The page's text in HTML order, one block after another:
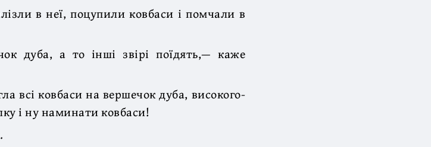
в неї, поцупили ковбаси і помчали в
дуба, а то інші звірі поїдять,— каже
всі ковбаси на вершечок дуба, високого-
і ну наминати ковбаси!